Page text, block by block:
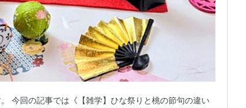
今回の記事では《【雑学】ひな祭りと桃の節句の違い